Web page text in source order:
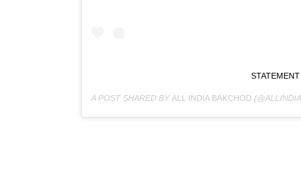
STATEMENT
A POST SHARED BY ALL INDIA BAKCHOD